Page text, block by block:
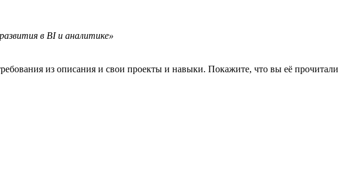
в BI и аналитике»
из описания и свои проекты и навыки. Покажите, что вы её прочитали